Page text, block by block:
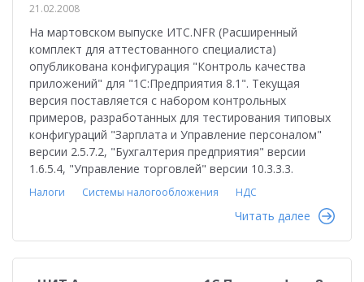
21.02.2008
На мартовском выпуске ИТС.NFR (Расширенный
комплект для аттестованного специалиста)
опубликована конфигурация "Контроль качества
приложений" для "1С:Предприятия 8.1". Текущая
версия поставляется с набором контрольных
примеров, разработанных для тестирования типовых
конфигураций "Зарплата и Управление персоналом"
версии 2.5.7.2, "Бухгалтерия предприятия" версии
1.6.5.4, "Управление торговлей" версии 10.3.3.3.
Налоги Системы налогообложения НДС
Читать далее